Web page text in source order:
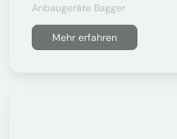
Anbaugeräte Bagger
Mehr erfahren